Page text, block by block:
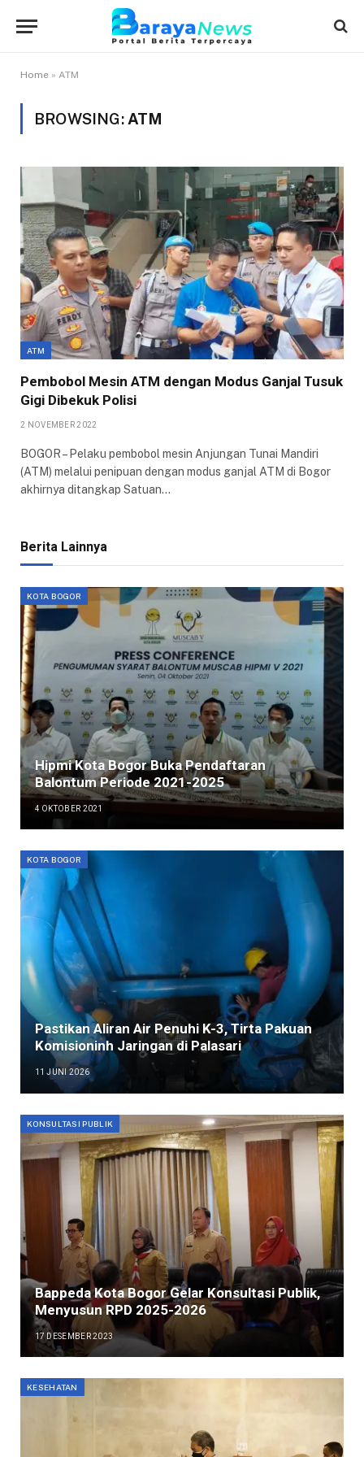
Home » ATM
BROWSING: ATM
ATM
Pembobol Mesin ATM dengan Modus Ganjal Tusuk
Gigi Dibekuk Polisi
2 NOVEMBER 2022
BOGOR – Pelaku pembobol mesin Anjungan Tunai Mandiri
(ATM) melalui penipuan dengan modus ganjal ATM di Bogor
akhirnya ditangkap Satuan…
Berita Lainnya
KOTA BOGOR
Hipmi Kota Bogor Buka Pendaftaran
Balontum Periode 2021-2025
4 OKTOBER 2021
KOTA BOGOR
Pastikan Aliran Air Penuhi K-3, Tirta Pakuan
Komisioninh Jaringan di Palasari
11 JUNI 2026
KONSULTASI PUBLIK
Bappeda Kota Bogor Gelar Konsultasi Publik,
Menyusun RPD 2025-2026
17 DESEMBER 2023
KESEHATAN